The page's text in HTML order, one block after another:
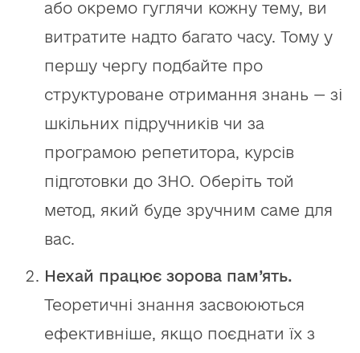
або окремо гуглячи кожну тему, ви
витратите надто багато часу. Тому у
першу чергу подбайте про
структуроване отримання знань — зі
шкільних підручників чи за
програмою репетитора, курсів
підготовки до ЗНО. Оберіть той
метод, який буде зручним саме для
вас.
Нехай працює зорова пам’ять.
Теоретичні знання засвоюються
ефективніше, якщо поєднати їх з